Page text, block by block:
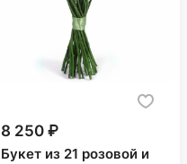
8 250 ₽
Букет из 21 розовой и